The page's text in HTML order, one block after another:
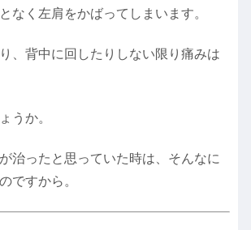
なく左肩をかばってしまいます。
、背中に回したりしない限り痛みは
うか。
治ったと思っていた時は、そんなに
ですから。